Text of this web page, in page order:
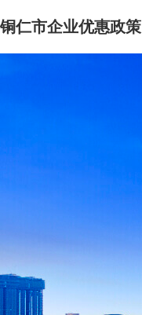
铜仁市企业优惠政策